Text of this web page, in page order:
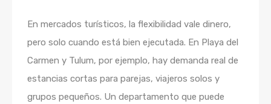
En mercados turísticos, la flexibilidad vale dinero,
pero solo cuando está bien ejecutada. En Playa del
Carmen y Tulum, por ejemplo, hay demanda real de
estancias cortas para parejas, viajeros solos y
grupos pequeños. Un departamento que puede